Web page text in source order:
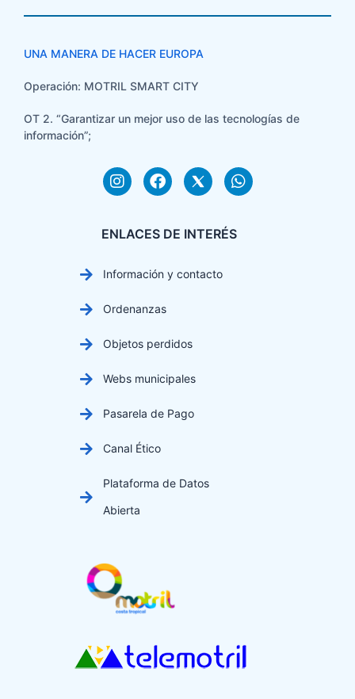
UNA MANERA DE HACER EUROPA
Operación: MOTRIL SMART CITY
OT 2. “Garantizar un mejor uso de las tecnologías de
información”;
ENLACES DE INTERÉS
Información y contacto
Ordenanzas
Objetos perdidos
Webs municipales
Pasarela de Pago
Canal Ético
Plataforma de Datos
Abierta